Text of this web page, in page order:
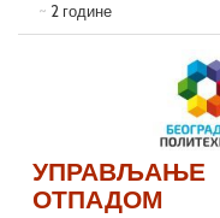
2 године
УПРАВЉАЊЕ
ОТПАДОМ